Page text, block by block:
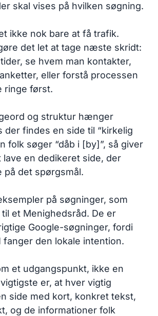
skal vises på hvilken søgning.
ikke nok bare at få trafik.
det let at tage næste skridt:
se hvem man kontakter,
eller forstå processen
ringe først.
og struktur hænger
der findes en side til “kirkelig
folk søger “dåb i [by]”, så giver
lave en dedikeret side, der
på det spørgsmål.
på søgninger, som
et Menighedsråd. De er
Google-søgninger, fordi
fanger den lokale intention.
et udgangspunkt, ikke en
er, at hver vigtig
side med kort, konkret tekst,
og de informationer folk